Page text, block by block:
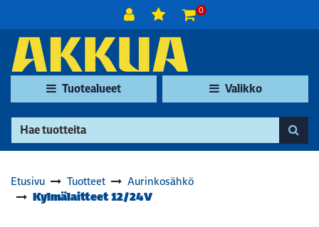
0
Tuotealueet Valikko
Etusivu Tuotteet Aurinkosähkö
Kylmälaitteet 12/24V